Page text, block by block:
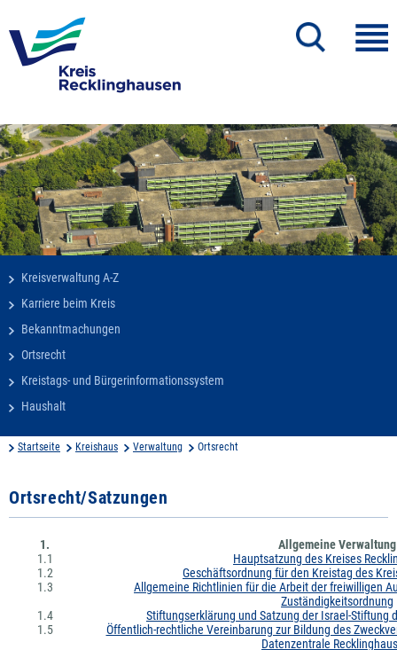
Kreisverwaltung A-Z
Karriere beim Kreis
Bekanntmachungen
Ortsrecht
Kreistags- und Bürgerinformationssystem
Haushalt
Startseite Kreishaus Verwaltung Ortsrecht
Ortsrecht/Satzungen
1.
Allgemeine Verwaltung
1.1
Hauptsatzung des Kreises
1.2
Geschäftsordnung für den Kreistag des
1.3
Allgemeine Richtlinien für die Arbeit der freiwilligen
Zuständigkeitsordnung
1.4
Stiftungserklärung und Satzung der Israel-Stiftung
1.5
Öffentlich-rechtliche Vereinbarung zur Bildung des
Datenzentrale